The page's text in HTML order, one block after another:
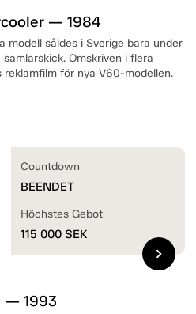
— 1984
modell såldes i Sverige bara under
Omskriven i flera
för nya V60-modellen.
— 1993
Countdown
BEENDET
Höchstes Gebot
115 000 SEK
chevron_right